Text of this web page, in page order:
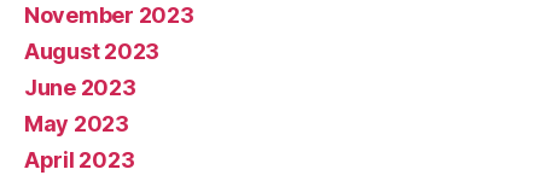
November 2023
August 2023
June 2023
May 2023
April 2023